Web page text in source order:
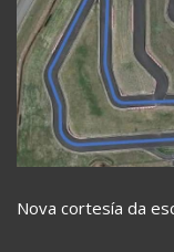
Nova cortesía da